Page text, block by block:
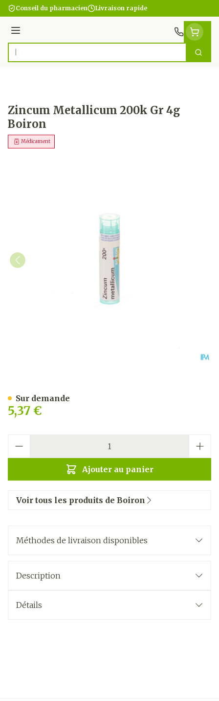
Aller au contenu
Conseil du pharmacien Livraison rapide
Menu
Rechercher
Zincum Metallicum 200k Gr 4g
Boiron
Médicament
5,37 €
Ajouter au panier
Sur demande
Voir tous les produits de Boiron
Méthodes de livraison disponibles
Description
Détails